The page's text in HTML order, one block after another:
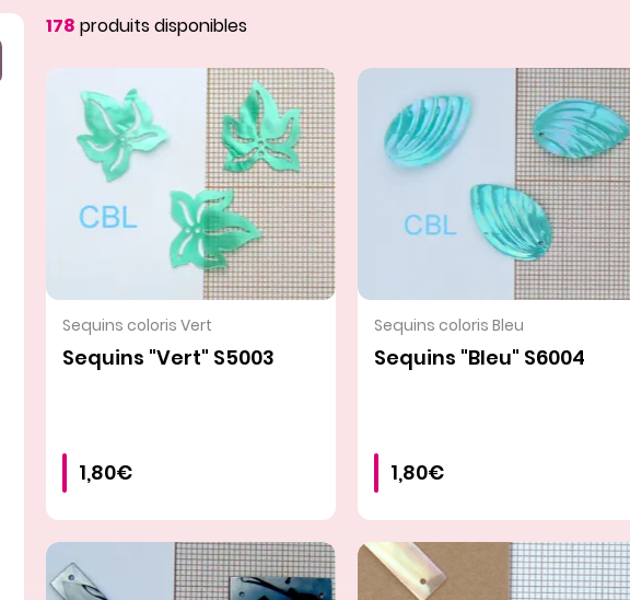
178 produits disponibles
VOIR LE PRODUIT
Sequins coloris Vert
Sequins "Vert" S5003
1,80€
VOIR LE PRODUIT
Sequins coloris Bleu
Sequins "Bleu" S6004
1,80€